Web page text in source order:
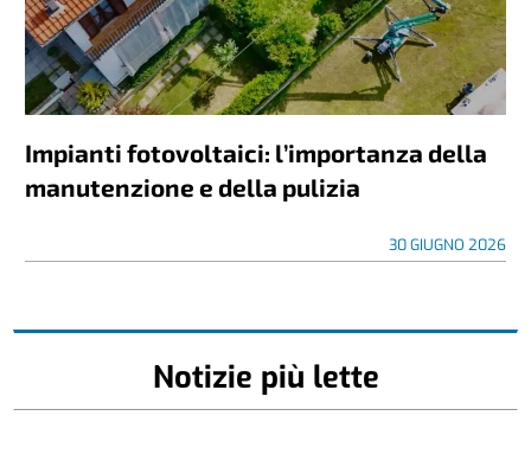
Impianti fotovoltaici: l’importanza della
manutenzione e della pulizia
30 GIUGNO 2026
Notizie più lette